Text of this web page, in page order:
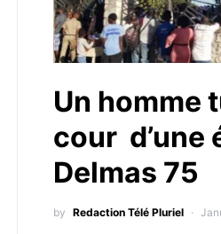
Un homme
cour d’une
Delmas 75
by Redaction Télé Pluriel